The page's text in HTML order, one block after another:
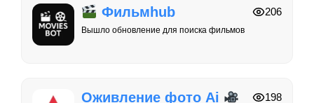
Фильмhub
Вышло обновление для поиска фильмов
206
Оживление фото Ai 198